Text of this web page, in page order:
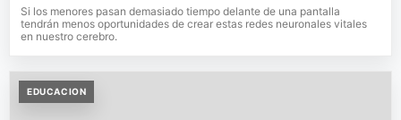
Si los menores pasan demasiado tiempo delante de una pantalla
tendrán menos oportunidades de crear estas redes neuronales vitales
en nuestro cerebro.
EDUCACION